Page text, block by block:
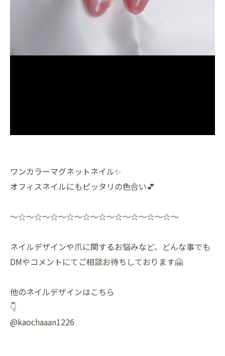
ワンカラーマグネットネイル✨
オフィスネイルにもピッタリの色合い💕
〜☆〜☆〜☆〜☆〜☆〜☆〜☆〜☆〜☆〜☆〜
ネイルデザインや爪に関するお悩みなど、どんな事でも
DMやコメントにてご相談お待ちしております🤗
他のネイルデザインはこちら
👇
@kaochaaan1226